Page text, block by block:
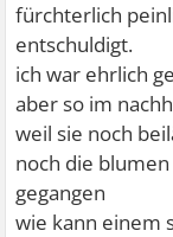
fürchterlich
entschuldigt.
ich war ehrlich
aber so im
weil sie noch
noch die
gegangen
wie kann einem